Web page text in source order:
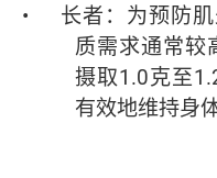
• 长者：为预防肌
质需求通常较
摄取1.0克至
有效地维持身